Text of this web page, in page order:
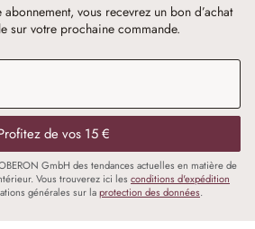
vous recevrez un bon d’achat
sur votre prochaine commande.
de vos 15 €
GmbH des tendances actuelles en matière de
Vous trouverez ici les conditions d'expédition
générales sur laprotection des données.